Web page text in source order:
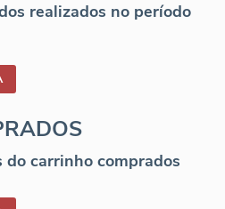
realizados no período
carrinho comprados